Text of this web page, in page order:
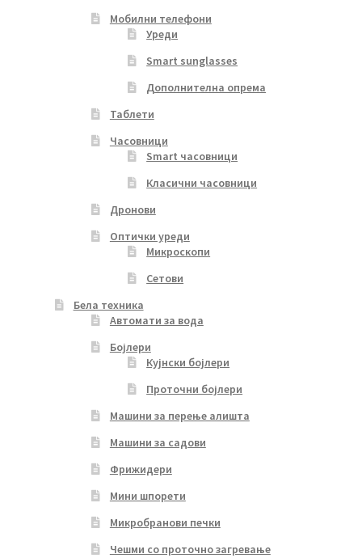
Мобилни телефони
Уреди
Smart sunglasses
Дополнителна опрема
Таблети
Часовници
Smart часовници
Класични часовници
Дронови
Оптички уреди
Микроскопи
Сетови
Бела техника
Автомати за вода
Бојлери
Кујнски бојлери
Проточни бојлери
Машини за перење алишта
Машини за садови
Фрижидери
Мини шпорети
Микробранови печки
Чешми со проточно загревање